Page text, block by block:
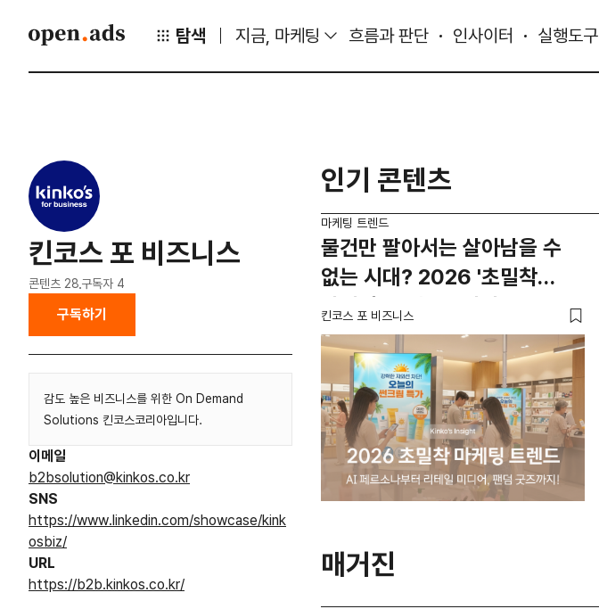
탐색 지금, 마케팅 흐름과 판단 인사이터 실행도구
킨코스 포 비즈니스
콘텐츠 28 구독자 4
구독하기
감도 높은 비즈니스를 위한 On Demand
Solutions 킨코스코리아입니다.
이메일
b2bsolution@kinkos.co.kr
SNS
https://www.linkedin.com/showcase/kink
osbiz/
URL
https://b2b.kinkos.co.kr/
인기 콘텐츠
마케팅 트렌드
물건만 팔아서는 살아남을 수
없는 시대? 2026 '초밀착
마케팅' 트렌드 3가지
킨코스 포 비즈니스
매거진